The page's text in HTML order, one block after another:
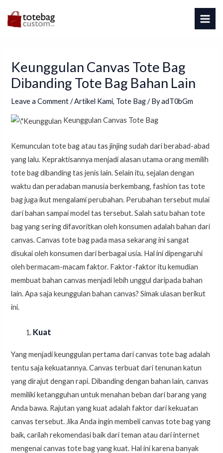
Keunggulan Canvas Tote Bag
Dibanding Tote Bag Bahan Lain
Leave a Comment /Artikel Kami, Tote Bag/ ByadT0bGm
Keunggulan Canvas Tote Bag
Kemunculan tote bag atau tas jinjing sudah dari berabad-abad
yang lalu. Kepraktisannya menjadi alasan utama orang memilih
tote bag dibanding tas jenis lain. Selain itu, sejalan dengan
waktu dan peradaban manusia berkembang, fashion tas tote
bag juga ikut mengalami perubahan. Perubahan tersebut mulai
dari bahan sampai model tas tersebut. Salah satu bahan tote
bag yang sering difavoritkan oleh konsumen adalah bahan dari
canvas. Canvas tote bag pada masa sekarang ini sangat
disukai oleh konsumen dari berbagai usia. Hal ini dipengaruhi
oleh bermacam-macam faktor. Faktor-faktor itu kemudian
membuat bahan canvas menjadi lebih unggul daripada bahan
lain. Apa saja keunggulan bahan canvas? Simak ulasan berikut
ini.
Kuat
Yang menjadi keunggulan pertama dari canvas tote bag adalah
tentu saja kekuatannya. Canvas terbuat dari tenunan katun
yang dirajut dengan rapi. Dibanding dengan bahan lain, canvas
memiliki ketangguhan untuk menahan beban dari barang yang
Anda bawa. Rajutan yang kuat adalah faktor dari kekuatan
canvas tersebut. Jika Anda ingin membeli canvas tote bag yang
baik, carilah rekomendasi baik dari teman atau dari internet
mengenai canvas tote bag yang kuat. Hal ini karena banyak
navigation